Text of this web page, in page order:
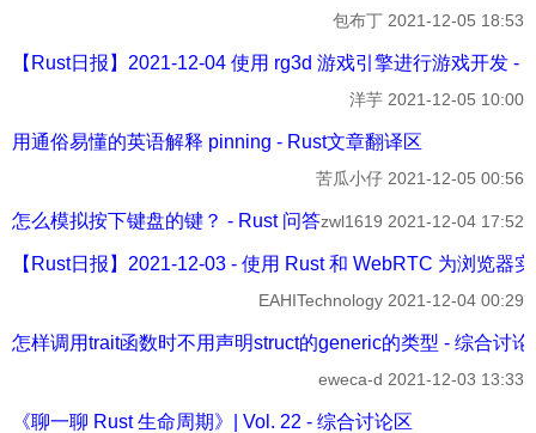
包布丁 2021-12-05 18:53
【Rust日报】2021-12-04 使用 rg3d 游戏引擎进行游戏开发 -
洋芋 2021-12-05 10:00
用通俗易懂的英语解释 pinning - Rust文章翻译区
苦瓜小仔 2021-12-05 00:56
怎么模拟按下键盘的键？ - Rust 问答zwl1619 2021-12-04 17:52
【Rust日报】2021-12-03 - 使用 Rust 和 WebRTC 为浏览器
EAHITechnology 2021-12-04 00:29
怎样调用trait函数时不用声明struct的generic的类型 - 综合讨论
eweca-d 2021-12-03 13:33
《聊一聊 Rust 生命周期》| Vol. 22 - 综合讨论区